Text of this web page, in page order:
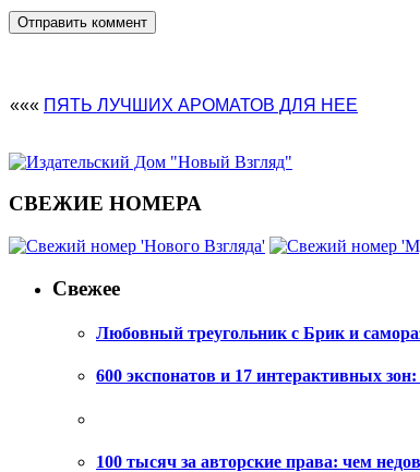
««« ПЯТЬ ЛУЧШИХ АРОМАТОВ ДЛЯ НЕЕ
СВЕЖИЕ НОМЕРА
Свежее
Любовный треугольник с Брик и
600 экспонатов и 17 интерактивных
100 тысяч за авторские права: чем